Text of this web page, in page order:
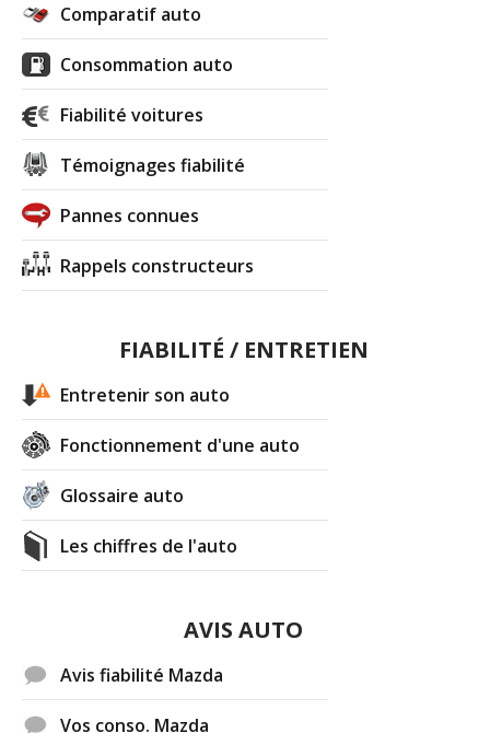
Comparatif auto
Consommation auto
Fiabilité voitures
Témoignages fiabilité
Pannes connues
Rappels constructeurs
FIABILITÉ / ENTRETIEN
Entretenir son auto
Fonctionnement d'une auto
Glossaire auto
Les chiffres de l'auto
AVIS AUTO
Avis fiabilité Mazda
Vos conso. Mazda